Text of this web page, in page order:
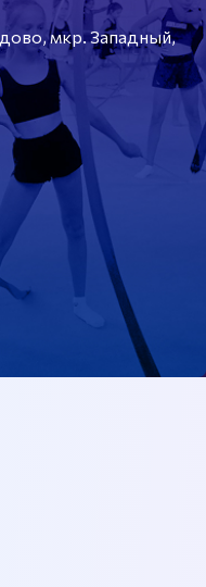
мкр. Западный,